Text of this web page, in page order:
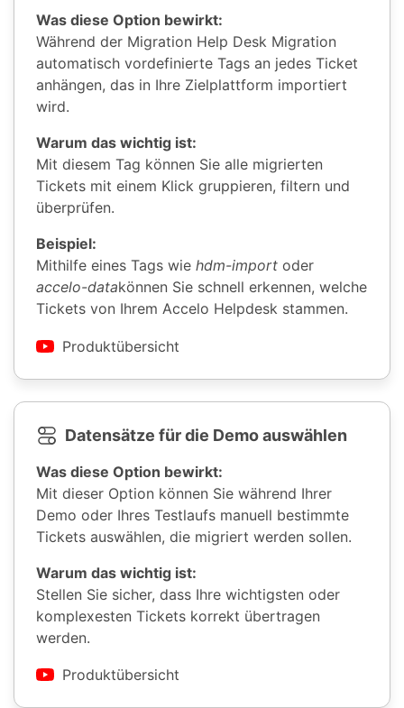
Was diese Option bewirkt:
Während der Migration Help Desk Migration
automatisch vordefinierte Tags an jedes Ticket
anhängen, das in Ihre Zielplattform importiert
wird.
Warum das wichtig ist:
Mit diesem Tag können Sie alle migrierten
Tickets mit einem Klick gruppieren, filtern und
überprüfen.
Beispiel:
Mithilfe eines Tags wiehdm-import oder
accelo-datakönnen Sie schnell erkennen, welche
Tickets von Ihrem Accelo Helpdesk stammen.
Produktübersicht
Datensätze für die Demo auswählen
Was diese Option bewirkt:
Mit dieser Option können Sie während Ihrer
Demo oder Ihres Testlaufs manuell bestimmte
Tickets auswählen, die migriert werden sollen.
Warum das wichtig ist:
Stellen Sie sicher, dass Ihre wichtigsten oder
komplexesten Tickets korrekt übertragen
werden.
Produktübersicht